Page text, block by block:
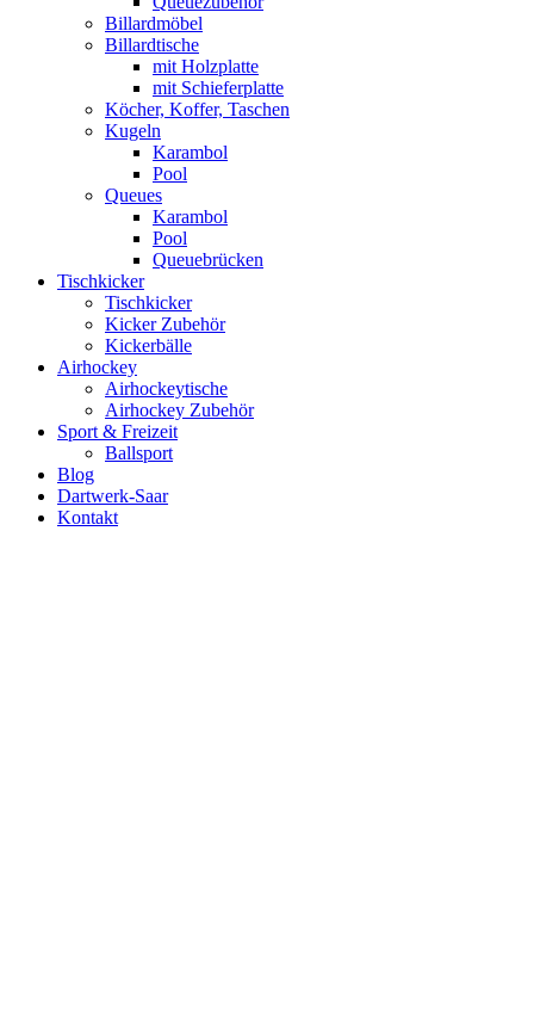
Billardmöbel
Billardtische
mit Holzplatte
mit Schieferplatte
Köcher, Koffer, Taschen
Kugeln
Karambol
Pool
Queues
Karambol
Pool
Queuebrücken
Tischkicker
Tischkicker
Kicker Zubehör
Kickerbälle
Airhockey
Airhockeytische
Airhockey Zubehör
Sport & Freizeit
Ballsport
Blog
Dartwerk-Saar
Kontakt